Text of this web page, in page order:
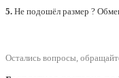
5. Не подошёл размер ?
Остались вопросы,